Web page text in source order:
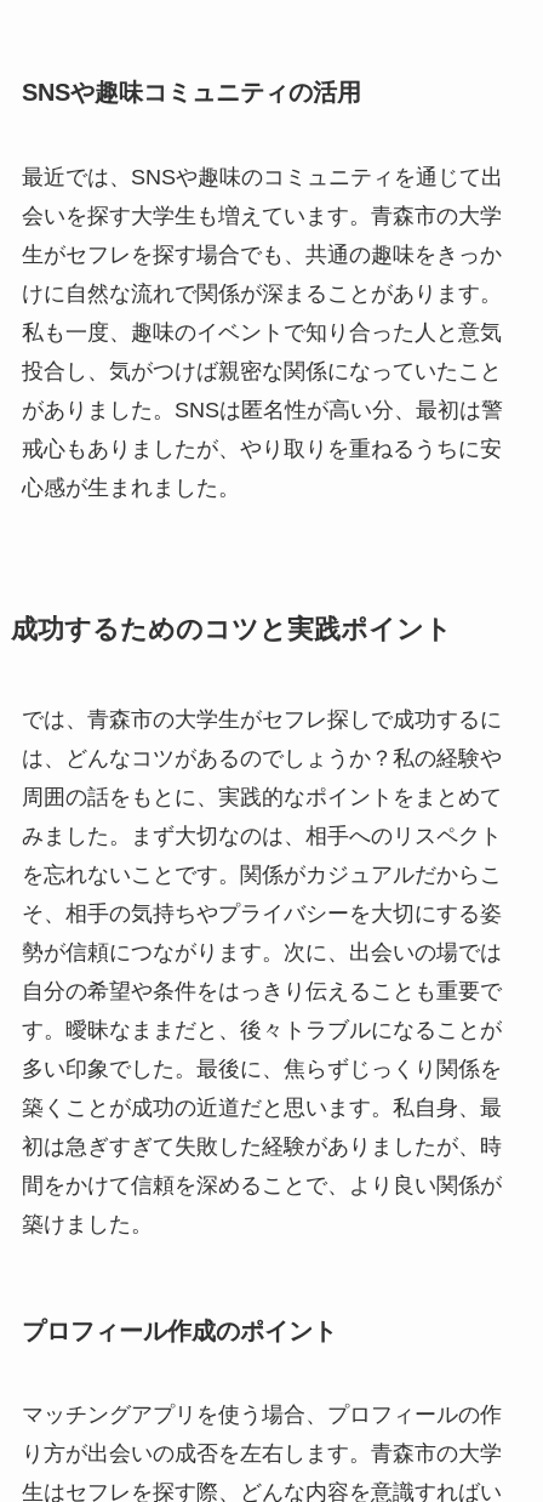
SNSや趣味コミュニティの活用
最近では、SNSや趣味のコミュニティを通じて出
会いを探す大学生も増えています。青森市の大学
生がセフレを探す場合でも、共通の趣味をきっか
けに自然な流れで関係が深まることがあります。
私も一度、趣味のイベントで知り合った人と意気
投合し、気がつけば親密な関係になっていたこと
がありました。SNSは匿名性が高い分、最初は警
戒心もありましたが、やり取りを重ねるうちに安
心感が生まれました。
成功するためのコツと実践ポイント
では、青森市の大学生がセフレ探しで成功するに
は、どんなコツがあるのでしょうか？私の経験や
周囲の話をもとに、実践的なポイントをまとめて
みました。まず大切なのは、相手へのリスペクト
を忘れないことです。関係がカジュアルだからこ
そ、相手の気持ちやプライバシーを大切にする姿
勢が信頼につながります。次に、出会いの場では
自分の希望や条件をはっきり伝えることも重要で
す。曖昧なままだと、後々トラブルになることが
多い印象でした。最後に、焦らずじっくり関係を
築くことが成功の近道だと思います。私自身、最
初は急ぎすぎて失敗した経験がありましたが、時
間をかけて信頼を深めることで、より良い関係が
築けました。
プロフィール作成のポイント
マッチングアプリを使う場合、プロフィールの作
り方が出会いの成否を左右します。青森市の大学
生はセフレを探す際、どんな内容を意識すればい